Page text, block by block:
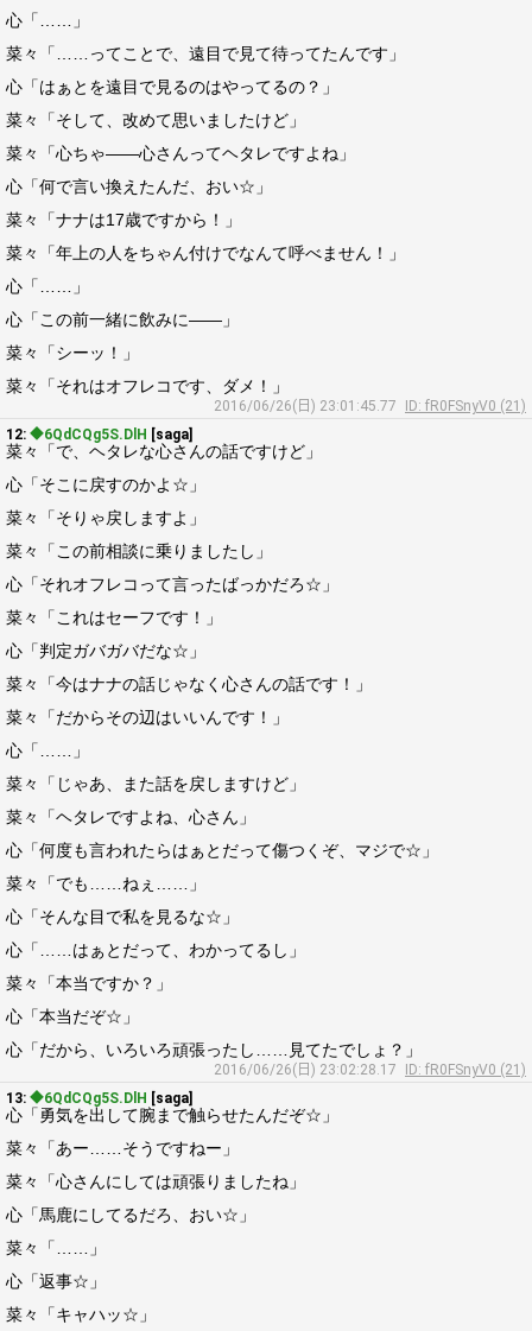
心「……」
菜々「……ってことで、遠目で見て待ってたんです」
心「はぁとを遠目で見るのはやってるの？」
菜々「そして、改めて思いましたけど」
菜々「心ちゃ――心さんってヘタレですよね」
心「何で言い換えたんだ、おい☆」
菜々「ナナは17歳ですから！」
菜々「年上の人をちゃん付けでなんて呼べません！」
心「……」
心「この前一緒に飲みに――」
菜々「シーッ！」
菜々「それはオフレコです、ダメ！」
2016/06/26(日) 23:01:45.77
ID: fR0FSnyV0 (21)
12: ◆6QdCQg5S.DlH [saga]
菜々「で、ヘタレな心さんの話ですけど」
心「そこに戻すのかよ☆」
菜々「そりゃ戻しますよ」
菜々「この前相談に乗りましたし」
心「それオフレコって言ったばっかだろ☆」
菜々「これはセーフです！」
心「判定ガバガバだな☆」
菜々「今はナナの話じゃなく心さんの話です！」
菜々「だからその辺はいいんです！」
心「……」
菜々「じゃあ、また話を戻しますけど」
菜々「ヘタレですよね、心さん」
心「何度も言われたらはぁとだって傷つくぞ、マジで☆」
菜々「でも……ねぇ……」
心「そんな目で私を見るな☆」
心「……はぁとだって、わかってるし」
菜々「本当ですか？」
心「本当だぞ☆」
心「だから、いろいろ頑張ったし……見てたでしょ？」
2016/06/26(日) 23:02:28.17
ID: fR0FSnyV0 (21)
13: ◆6QdCQg5S.DlH [saga]
心「勇気を出して腕まで触らせたんだぞ☆」
菜々「あー……そうですねー」
菜々「心さんにしては頑張りましたね」
心「馬鹿にしてるだろ、おい☆」
菜々「……」
心「返事☆」
菜々「キャハッ☆」